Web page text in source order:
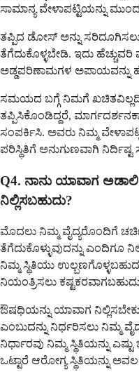
ಸಾಮಾನ್ಯ ವೇಳಾಪಟ್ಟಿಯನ್ನು
ತಪ್ಪಿದ ಡೋಸ್ ಅನ್ನು
ತೆಗೆದುಕೊಳ್ಳಬೇಡಿ. ಇದು
ಅಡ್ಡಪರಿಣಾಮಗಳ ಅಪಾಯವನ್ನು
ಸಮಯದ ಬಗ್ಗೆ ನಿಮಗೆ
ತಪ್ಪಿಸಿಕೊಂಡಿದ್ದರೆ,
ಸಂಪರ್ಕಿಸಿ. ಅವರು ನಿಮ್ಮ
ಪರಿಸ್ಥಿತಿಗೆ ಅನುಗುಣವಾಗಿ ನಿರ್ದಿಷ್ಟ
Q4. ನಾನು ಯಾವಾಗ
ನಿಲ್ಲಿಸಬಹುದು?
ಮೊದಲು ನಿಮ್ಮ ವೈದ್ಯರೊಂದಿಗೆ
ತೆಗೆದುಕೊಳ್ಳುವುದನ್ನು ಎಂದಿಗೂ
ನಿಮ್ಮ ಸ್ಥಿತಿಯು
ನಿಯಂತ್ರಿಸಲು
ಔಷಧಿಯನ್ನು ಯಾವಾಗ
ಎಂಬುದನ್ನು ನಿರ್ಧರಿಸಲು ನಿಮ್ಮ
ನಿರ್ಧಾರವು ನಿಮ್ಮ ಸ್ಥಿತಿಯನ್ನು
ಒಟ್ಟಾರೆ ಆರೋಗ್ಯ ಸ್ಥಿತಿಯನ್ನು